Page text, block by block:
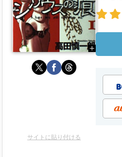
サイトに貼り付ける